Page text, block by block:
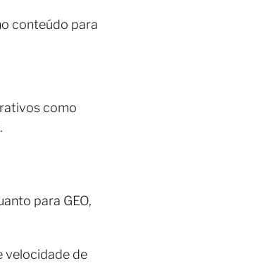
conteúdo para
como
para GEO,
velocidade de